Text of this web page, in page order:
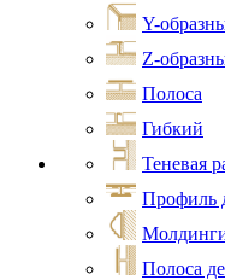
Y-
Z-
Полоса
Гибкий
Теневая
Профиль
Полоса